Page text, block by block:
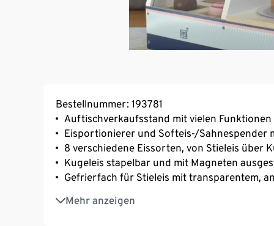
Bestellnummer: 193781
Auftischverkaufsstand mit vielen
Eisportionierer und Softeis-/Sahnespender
8 verschiedene Eissorten, von Stieleis über
Kugeleis stapelbar und mit Magneten
Gefrierfach für Stieleis mit transparentem,
Mehr anzeigen
Große und kleine Eiswaffeln, Eisbecher mit
Stecken